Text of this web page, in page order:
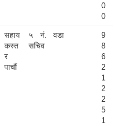
0
0
सहाय
कस्त
र
पाचौं
५ नं. वडा
सचिव
9
8
6
2
1
2
2
5
1